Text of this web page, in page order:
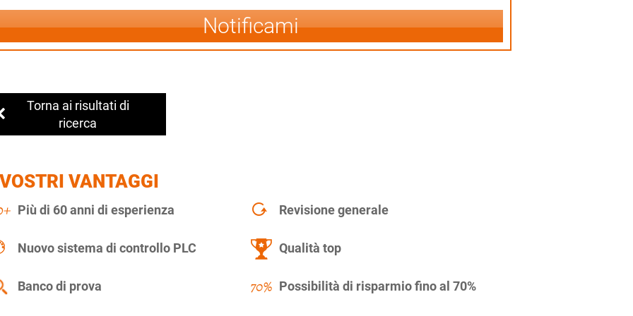
Notificami
Torna ai risultati di
ricerca
VANTAGGI
Più di 60 anni di esperienza Revisione generale
Nuovo sistema di controllo PLC Qualità top
Banco di prova Possibilità di risparmio fino al 70%